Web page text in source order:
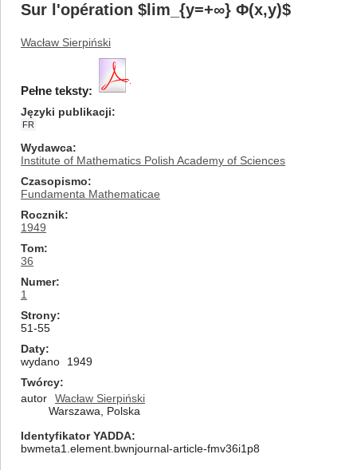
Sur l'opération $lim_{y=+∞} Φ(x,y)$
Wacław Sierpiński
Pełne teksty:
Języki publikacji
FR
Wydawca
Institute of Mathematics Polish Academy of Sciences
Czasopismo
Fundamenta Mathematicae
Rocznik
1949
Tom
36
Numer
1
Strony
51-55
Daty
wydano
1949
Twórcy
autor
Wacław Sierpiński
Warszawa, Polska
Identyfikator YADDA
bwmeta1.element.bwnjournal-article-fmv36i1p8